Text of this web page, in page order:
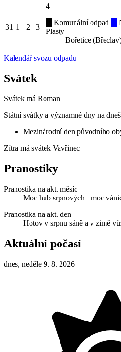
31 1 2 3
4
Komunální odpad
Plasty
Bořetice (Břeclav)
Kalendář svozu odpadu
Svátek
Svátek má Roman
Státní svátky a významné dny na
Mezinárodní den původního
Zítra má svátek Vavřinec
Pranostiky
Pranostika na akt. měsíc
Moc hub srpnových - moc
Pranostika na akt. den
Hotov v srpnu sáně a v zimě
Aktuální počasí
dnes, neděle 9. 8. 2026